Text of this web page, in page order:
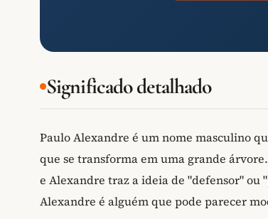
Significado detalhado
Paulo Alexandre é um nome masculino
que se transforma em uma grande
e Alexandre traz a ideia de "defensor" ou
Alexandre é alguém que pode parecer